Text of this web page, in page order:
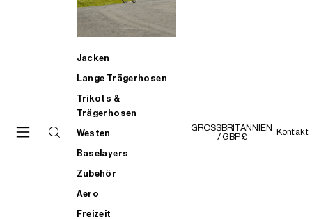
Jacken
Lange Trägerhosen
Trikots &
Trägerhosen
Westen
Baselayers
Zubehör
Aero
Freizeit
GROSSBRITANNIEN
/ GBP £
Kontakt